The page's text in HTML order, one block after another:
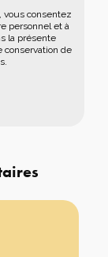
vous consentez
personnel et à
la présente
conservation de